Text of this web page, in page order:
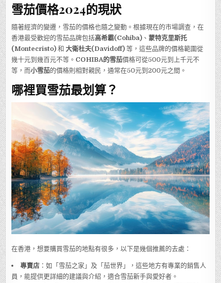
雪茄價格2024的現狀
隨著經濟的變遷，雪茄的價格也隨之變動。根據現在的市場調查，在
香港最受歡迎的雪茄品牌包括高希霸(Cohiba) 、蒙特克里斯托
(Montecristo) 和大衛杜夫(Davidoff) 等，這些品牌的價格範圍從
幾十元到幾百元不等。 COHIBA的雪茄價格可從500元到上千元不
等，而小雪茄的價格則相對親民，通常在50元到200元之間。
哪裡買雪茄最划算？
在香港，想要購買雪茄的地點有很多，以下是幾個推薦的去處：
專賣店 ：如「雪茄之家」及「茄世界」，這些地方有專業的銷售人
員，能提供更詳細的建議與介紹，適合雪茄新手與愛好者。